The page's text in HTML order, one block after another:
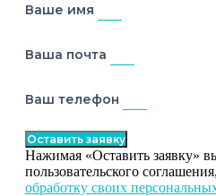
Ваше имя
Ваша почта
Ваш телефон
Оставить заявку
Нажимая «Оставить заявку»
пользовательского соглашения,
обработку своих